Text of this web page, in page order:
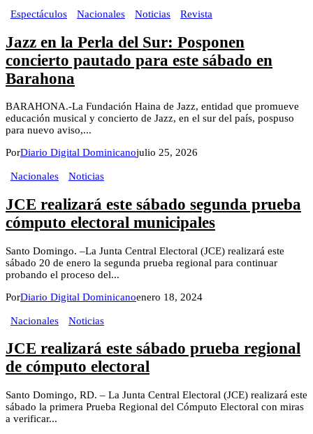
Espectáculos Nacionales Noticias Revista
Jazz en la Perla del Sur: Posponen
concierto pautado para este sábado en
Barahona
BARAHONA.-La Fundación Haina de Jazz, entidad que promueve
educación musical y concierto de Jazz, en el sur del país, pospuso
para nuevo aviso,...
PorDiario Digital Dominicanojulio 25, 2026
Nacionales Noticias
JCE realizará este sábado segunda prueba
cómputo electoral municipales
Santo Domingo. –La Junta Central Electoral (JCE) realizará este
sábado 20 de enero la segunda prueba regional para continuar
probando el proceso del...
PorDiario Digital Dominicanoenero 18, 2024
Nacionales Noticias
JCE realizará este sábado prueba regional
de cómputo electoral
Santo Domingo, RD. – La Junta Central Electoral (JCE) realizará este
sábado la primera Prueba Regional del Cómputo Electoral con miras
a verificar...